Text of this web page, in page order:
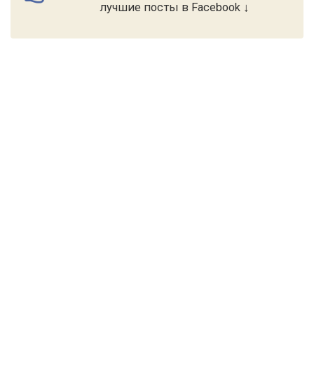
лучшие посты в Facebook ↓